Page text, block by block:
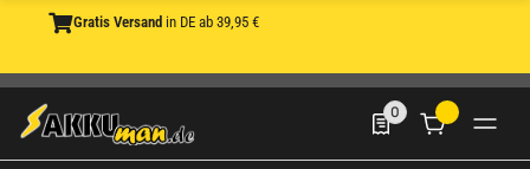
Gratis Versand in DE ab 39,95 €
0
0 Produkte in der